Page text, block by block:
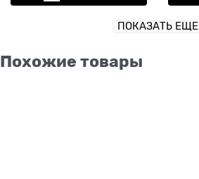
ПОКАЗАТЬ ЕЩЕ
Похожие товары